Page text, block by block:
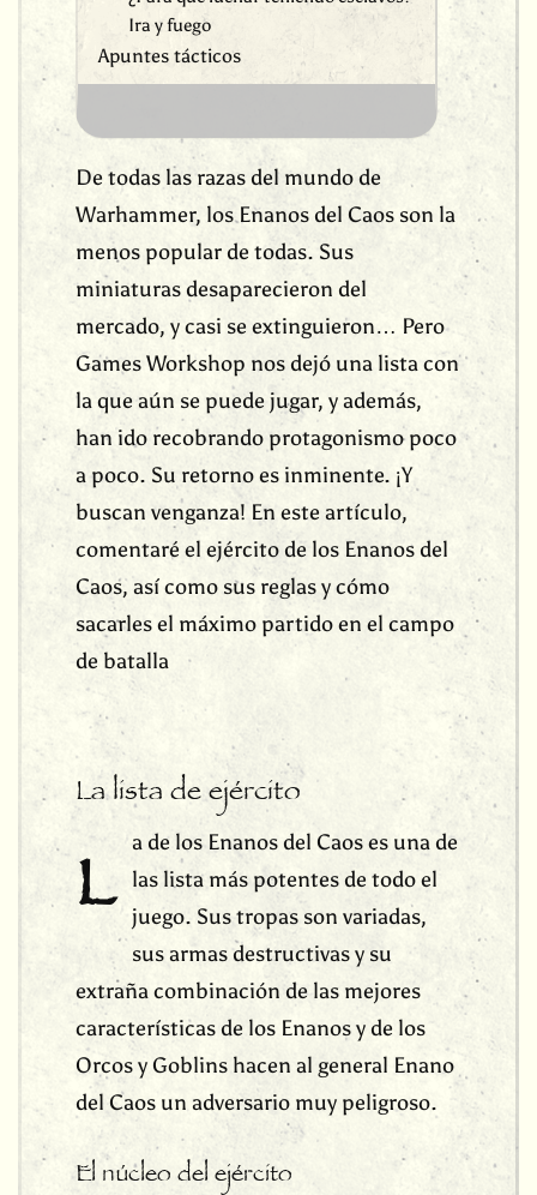
Ira y fuego
Apuntes tácticos
De todas las razas del mundo de
Warhammer, los Enanos del Caos son la
menos popular de todas. Sus
miniaturas desaparecieron del
mercado, y casi se extinguieron… Pero
Games Workshop nos dejó una lista con
la que aún se puede jugar, y además,
han ido recobrando protagonismo poco
a poco. Su retorno es inminente. ¡Y
buscan venganza! En este artículo,
comentaré el ejército de los Enanos del
Caos, así como sus reglas y cómo
sacarles el máximo partido en el campo
de batalla
La lista de ejército
L
a de los Enanos del Caos es una de
las lista más potentes de todo el
juego. Sus tropas son variadas,
sus armas destructivas y su
extraña combinación de las mejores
características de los Enanos y de los
Orcos y Goblins hacen al general Enano
del Caos un adversario muy peligroso.
El núcleo del ejército